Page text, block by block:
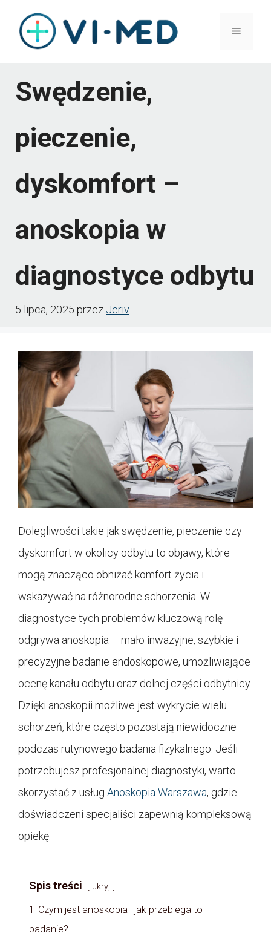
Przejdź
Menu
Swędzenie,
pieczenie,
dyskomfort –
anoskopia w
diagnostyce odbytu
5 lipca, 2025 przez Jeriv
Dolegliwości takie jak swędzenie, pieczenie czy
dyskomfort w okolicy odbytu to objawy, które
mogą znacząco obniżać komfort życia i
wskazywać na różnorodne schorzenia. W
diagnostyce tych problemów kluczową rolę
odgrywa anoskopia – mało inwazyjne, szybkie i
precyzyjne badanie endoskopowe, umożliwiające
ocenę kanału odbytu oraz dolnej części odbytnicy.
Dzięki anoskopii możliwe jest wykrycie wielu
schorzeń, które często pozostają niewidoczne
podczas rutynowego badania fizykalnego. Jeśli
potrzebujesz profesjonalnej diagnostyki, warto
skorzystać z usług Anoskopia Warszawa, gdzie
doświadczeni specjaliści zapewnią kompleksową
opiekę.
Spis treści ukryj
1 Czym jest anoskopia i jak przebiega to
badanie?